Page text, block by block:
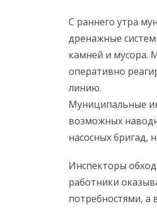
С раннего утра
дренажные
камней и мусора.
оперативно
линию.
Муниципальные
возможных
насосных бригад,
Инспекторы
работники
потребностями, а